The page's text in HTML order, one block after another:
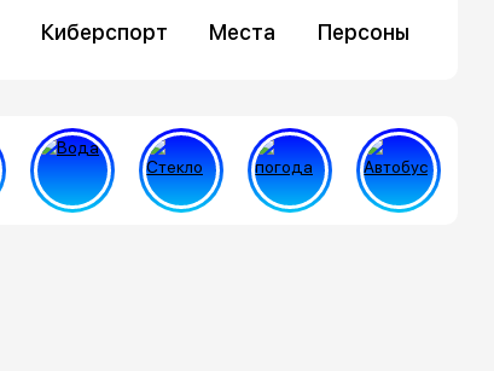
Киберспорт Места Персоны